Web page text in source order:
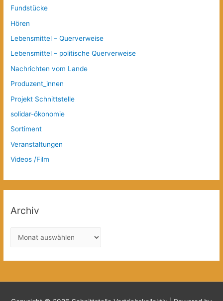
Fundstücke
Hören
Lebensmittel – Querverweise
Lebensmittel – politische Querverweise
Nachrichten vom Lande
Produzent_innen
Projekt Schnittstelle
solidar-ökonomie
Sortiment
Veranstaltungen
Videos /Film
Archiv
c